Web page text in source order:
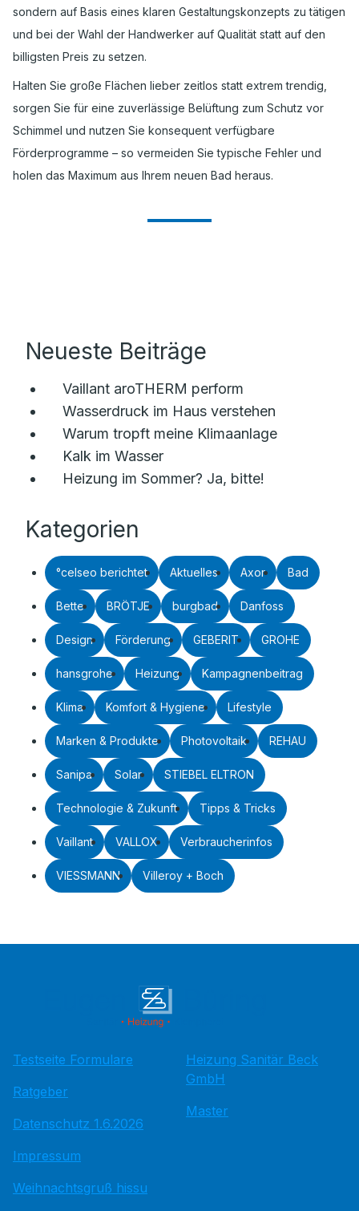
sondern auf Basis eines klaren Gestaltungskonzepts zu tätigen
und bei der Wahl der Handwerker auf Qualität statt auf den
billigsten Preis zu setzen.
Halten Sie große Flächen lieber zeitlos statt extrem trendig,
sorgen Sie für eine zuverlässige Belüftung zum Schutz vor
Schimmel und nutzen Sie konsequent verfügbare
Förderprogramme – so vermeiden Sie typische Fehler und
holen das Maximum aus Ihrem neuen Bad heraus.
Neueste Beiträge
Vaillant aroTHERM perform
Wasserdruck im Haus verstehen
Warum tropft meine Klimaanlage
Kalk im Wasser
Heizung im Sommer? Ja, bitte!
Kategorien
°celseo berichtet Aktuelles Axor Bad
Bette BRÖTJE burgbad Danfoss
Design Förderung GEBERIT GROHE
hansgrohe Heizung Kampagnenbeitrag
Klima Komfort & Hygiene Lifestyle
Marken & Produkte Photovoltaik REHAU
Sanipa Solar STIEBEL ELTRON
Technologie & Zukunft Tipps & Tricks
Vaillant VALLOX Verbraucherinfos
VIESSMANN Villeroy + Boch
Testseite Formulare
Ratgeber
Datenschutz 1.6.2026
Impressum
Weihnachtsgruß hissu
Heizung Sanitär Beck
GmbH
Master